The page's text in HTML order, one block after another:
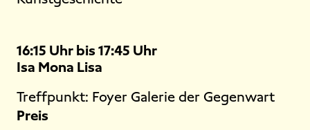
16:15 Uhr bis 17:45 Uhr
Isa Mona Lisa
Treffpunkt: Foyer Galerie der Gegenwart
Preis